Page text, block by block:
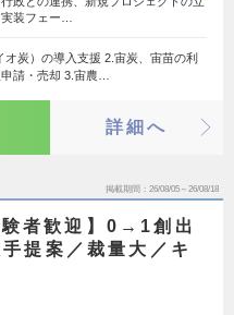
装フェー…
炭）の導入支援 2.宙炭、宙苗の利
請・売却 3.宙農…
詳細へ
掲載期間 26/08/05～26/08/18
験者歓迎】0→1創出
提案／裁量大／キ